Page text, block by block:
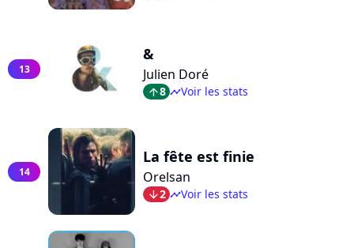
13
&
Julien Doré
arrow_top8 timelineVoir les stats
14
La fête est finie
Orelsan
arrow_bot2 timelineVoir les stats